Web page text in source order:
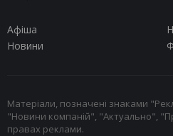
Афіша
Новини
Матеріали, позначені знаками
"Новини компаній", "Актуально",
правах реклами.